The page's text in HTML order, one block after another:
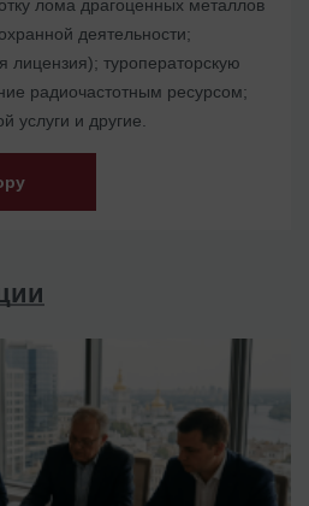
лома драгоценных металлов
деятельности;
лицензия); туроператорскую
радиочастотным ресурсом;
услуги и другие.